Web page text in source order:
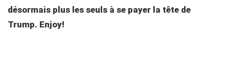
désormais plus les seuls à se payer la tête de
Trump. Enjoy!